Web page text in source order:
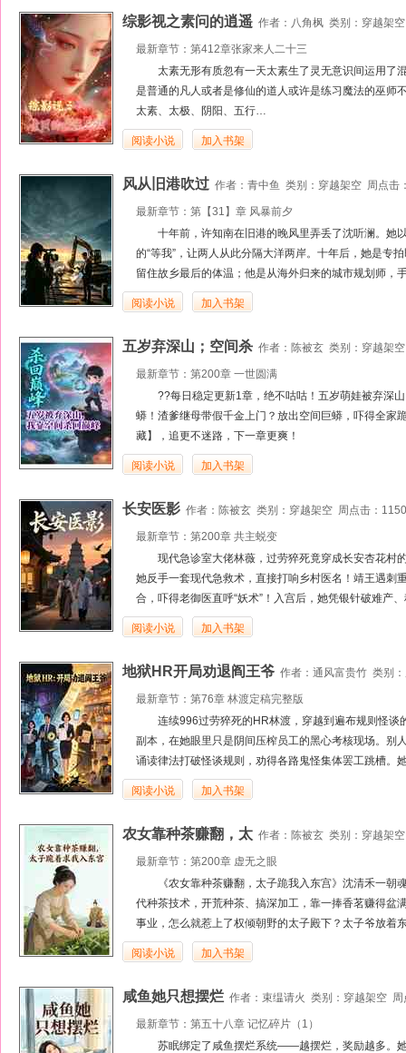
综影视之素问的逍遥 作者： 八角枫 类别： 穿越架空
最新章节： 第412章张家来人二十三
太素无形有质忽有一天太素生了灵无意识间运用了
是普通的凡人或者是修仙的道人或许是练习魔法的巫师
太素、太极、阴阳、五行…
阅读小说 加入书架
风从旧港吹过 作者： 青中鱼 类别： 穿越架空 周点击
最新章节： 第【31】章 风暴前夕
十年前，许知南在旧港的晚风里弄丢了沈听澜。她
的“等我”，让两人从此分隔大洋两岸。十年后，她是专
留住故乡最后的体温；他是从海外归来的城市规划师，
阅读小说 加入书架
五岁弃深山；空间杀 作者： 陈被玄 类别： 穿越架空
最新章节： 第200章 一世圆满
??每日稳定更新1章，绝不咕咕！五岁萌娃被弃深
蟒！渣爹继母带假千金上门？放出空间巨蟒，吓得全家
藏】，追更不迷路，下一章更爽！
阅读小说 加入书架
长安医影 作者： 陈被玄 类别： 穿越架空 周点击：
最新章节： 第200章 共主蜕变
现代急诊室大佬林薇，过劳猝死竟穿成长安杏花村
她反手一套现代急救术，直接打响乡村医名！靖王遇刺
合，吓得老御医直呼“妖术”！入宫后，她凭银针破难产
阅读小说 加入书架
地狱HR开局劝退阎王爷 作者： 通风富贵竹 类别：
最新章节： 第76章 林渡定稿完整版
连续996过劳猝死的HR林渡，穿越到遍布规则怪
副本，在她眼里只是阴间压榨员工的黑心考核现场。别
诵读律法打破怪谈规则，劝得各路鬼怪集体罢工跳槽。
阅读小说 加入书架
农女靠种茶赚翻，太 作者： 陈被玄 类别： 穿越架空
最新章节： 第200章 虚无之眼
《农女靠种茶赚翻，太子跪我入东宫》沈清禾一
代种茶技术，开荒种茶、搞深加工，靠一捧香茗赚得盆
事业，怎么就惹上了权倾朝野的太子殿下？太子爷放着
阅读小说 加入书架
咸鱼她只想摆烂 作者： 束缊请火 类别： 穿越架空
最新章节： 第五十八章 记忆碎片（1）
苏眠绑定了咸鱼摆烂系统——越摆烂，奖励越多。